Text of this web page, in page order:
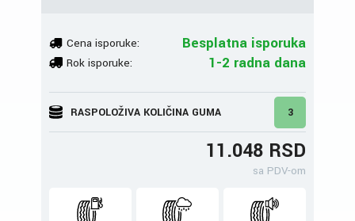
Cena isporuke: Besplatna isporuka
Rok isporuke: 1-2 radna dana
RASPOLOŽIVA KOLIČINA GUMA 3
11.048 RSD
sa PDV-om